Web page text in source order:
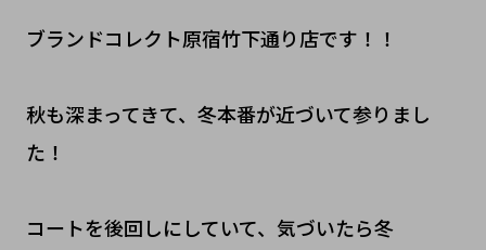
ブランドコレクト原宿竹下通り店です！！
秋も深まってきて、冬本番が近づいて参りまし
た！
コートを後回しにしていて、気づいたら冬